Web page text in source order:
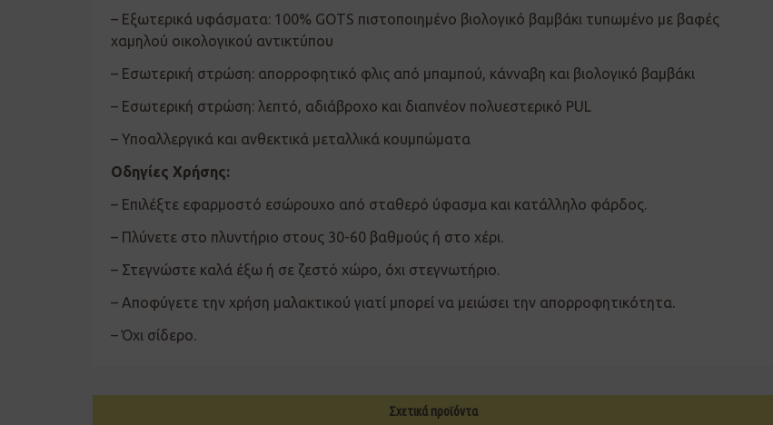
– Εξωτερικά υφάσματα: 100% GOTS πιστοποιημένο βιολογικό βαμβάκι τυπωμένο με βαφές
χαμηλού οικολογικού αντικτύπου
– Εσωτερική στρώση: απορροφητικό φλις από μπαμπού, κάνναβη και βιολογικό βαμβάκι
– Εσωτερική στρώση: λεπτό, αδιάβροχο και διαπνέον πολυεστερικό PUL
– Υποαλλεργικά και ανθεκτικά μεταλλικά κουμπώματα
Οδηγίες Χρήσης:
– Επιλέξτε εφαρμοστό εσώρουχο από σταθερό ύφασμα και κατάλληλο φάρδος.
– Πλύνετε στο πλυντήριο στους 30-60 βαθμούς ή στο χέρι.
– Στεγνώστε καλά έξω ή σε ζεστό χώρο, όχι στεγνωτήριο.
– Αποφύγετε την χρήση μαλακτικού γιατί μπορεί να μειώσει την απορροφητικότητα.
– Όχι σίδερο.
Σχετικά προϊόντα